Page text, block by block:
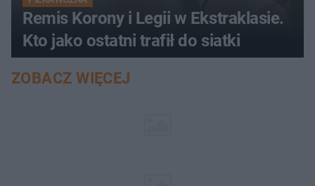
Remis Korony i Legii w Ekstraklasie.
Kto jako ostatni trafił do siatki
ZOBACZ WIĘCEJ